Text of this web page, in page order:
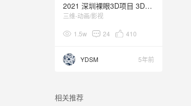
2021 深圳裸眼3D项目 3Dmaping
三维-动画/影视
1.5w 24 410
YDSM 5年前
相关推荐